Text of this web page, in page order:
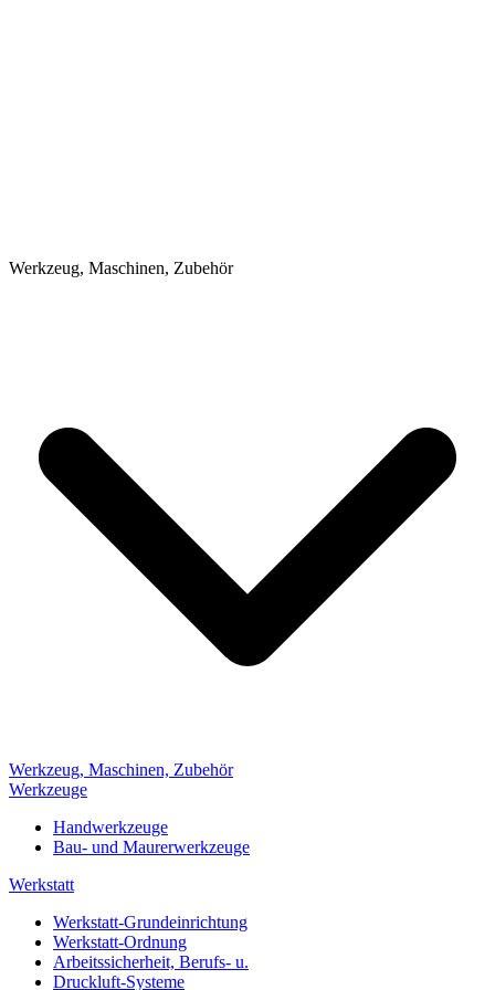
Werkzeug, Maschinen, Zubehör
Werkzeug, Maschinen, Zubehör
Werkzeuge
Handwerkzeuge
Bau- und Maurerwerkzeuge
Werkstatt
Werkstatt-Grundeinrichtung
Werkstatt-Ordnung
Arbeitssicherheit, Berufs- u.
Druckluft-Systeme